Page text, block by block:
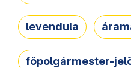
levendula
főpolgármester-